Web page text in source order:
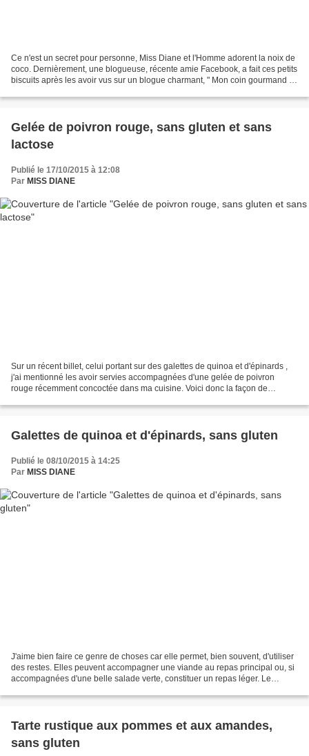
Ce n'est un secret pour personne, Miss Diane et l'Homme adorent la noix de
coco. Dernièrement, une blogueuse, récente amie Facebook, a fait ces petits
biscuits après les avoir vus sur un blogue charmant, " Mon coin gourmand ",
Gelée de poivron rouge, sans gluten et sans
lactose
Publié le 17/10/2015 à 12:08
Par MISS DIANE
Sur un récent billet, celui portant sur des galettes de quinoa et d'épinards ,
j'ai mentionné les avoir servies accompagnées d'une gelée de poivron
rouge récemment concoctée dans ma cuisine. Voici donc la façon de
Galettes de quinoa et d'épinards, sans gluten
Publié le 08/10/2015 à 14:25
Par MISS DIANE
J'aime bien faire ce genre de choses car elle permet, bien souvent, d'utiliser
des restes. Elles peuvent accompagner une viande au repas principal ou, si
accompagnées d'une belle salade verte, constituer un repas léger. Le
Tarte rustique aux pommes et aux amandes,
sans gluten